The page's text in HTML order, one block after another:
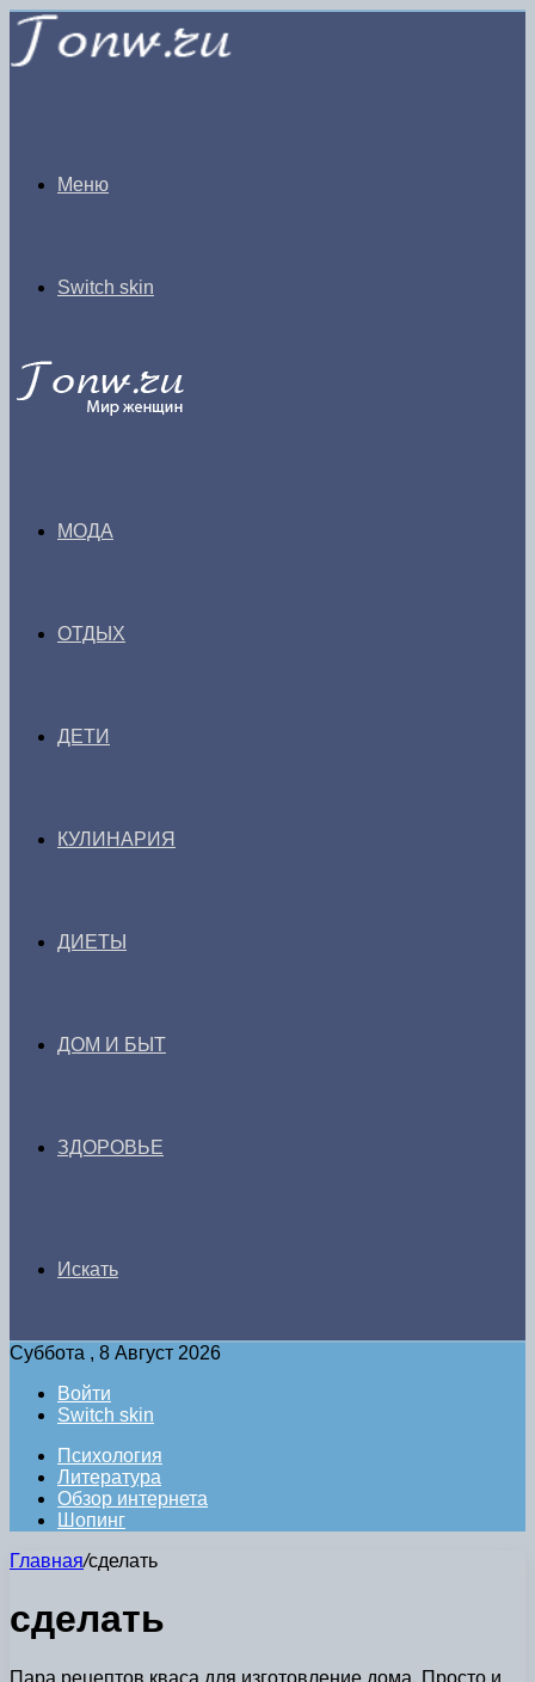
Меню
Switch skin
МОДА
ОТДЫХ
ДЕТИ
КУЛИНАРИЯ
ДИЕТЫ
ДОМ И БЫТ
ЗДОРОВЬЕ
Искать
Суббота , 8 Август 2026
Войти
Switch skin
Психология
Литература
Обзор интернета
Шопинг
Главная/сделать
сделать
Пара рецептов кваса для изготовление дома. Просто и